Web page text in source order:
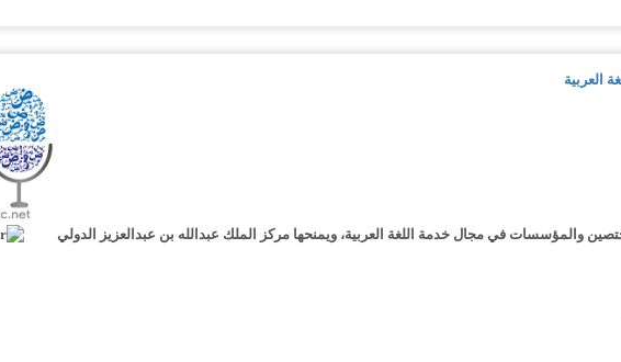
العربية
والمؤسسات في مجال خدمة اللغة العربية، ويمنحها مركز الملك عبدالله بن عبدالعزيز الدولي